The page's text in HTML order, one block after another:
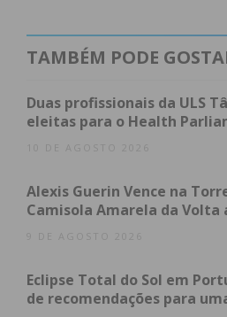
fazer foi reduzir para o 2-4
Sá, pois apesar de ainda
Com este quarto triunfo
Pacense igualou o Carvalhos
d’Ave (24 pontos) e o quarto
(11 de dezembro) com a
receber a equipa «B» da AD
TAMBÉM PODE
Duas profissionais da ULS
eleitas para o Health
10 DE AGOSTO 2026
Alexis Guerin Vence na
Camisola Amarela da Volta
9 DE AGOSTO 2026
Eclipse Total do Sol em
de recomendações para